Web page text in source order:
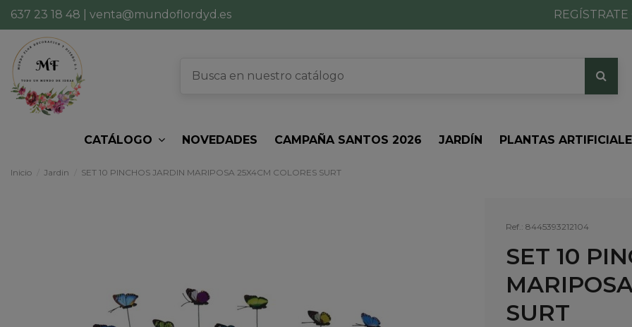
637 23 18 48 venta@mundoflordyd.es
CATÁLOGO NOVEDADES CAMPAÑA SANTOS 2026 JARDÍN PLANTAS
Inicio Jardin SET 10 PINCHOS JARDIN MARIPOSA 25X4CM COLORES SURT
Ref.: 8445393212104
SET 10
SURT